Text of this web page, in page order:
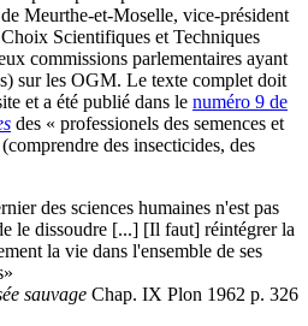
Meurthe-et-Moselle, vice-président
Scientifiques et Techniques
commissions parlementaires ayant
sur les OGM. Le texte complet doit
et a été publié dans le numéro 9 de
des « professionels des semences et
des insecticides, des
des sciences humaines n'est pas
le dissoudre [...] [Il faut] réintégrer la
la vie dans l'ensemble de ses
sauvage Chap. IX Plon 1962 p. 326